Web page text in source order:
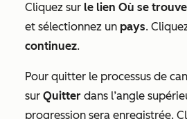
Cliquez sur le lien Où se
et sélectionnez un pays.
continuez.
Pour quitter le processus de
sur Quitter dans l’angle
progression sera enregistrée.